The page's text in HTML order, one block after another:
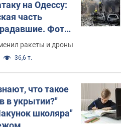
на Одессу:
часть
Фото
ракеты и дроны
36,6 т.
что такое
в укрытии?"
школяра"